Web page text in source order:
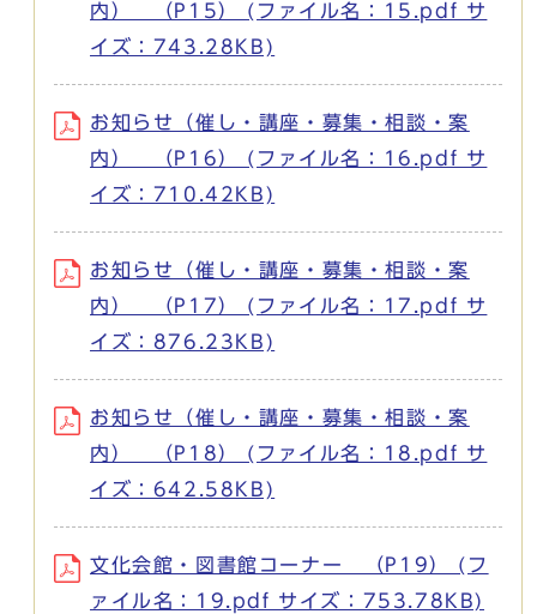
内） （P15） (ファイル名：15.pdf サ
イズ：743.28KB)
お知らせ（催し・講座・募集・相談・案
内） （P16） (ファイル名：16.pdf サ
イズ：710.42KB)
お知らせ（催し・講座・募集・相談・案
内） （P17） (ファイル名：17.pdf サ
イズ：876.23KB)
お知らせ（催し・講座・募集・相談・案
内） （P18） (ファイル名：18.pdf サ
イズ：642.58KB)
文化会館・図書館コーナー （P19） (フ
ァイル名：19.pdf サイズ：753.78KB)